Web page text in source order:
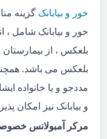
خور و بیابانک گزینه
خور و بیابانک شامل ،
بلعکس ، از
بلعکس می باشد.
مددجو و یا خانواده
و بیابانک نیز امکان